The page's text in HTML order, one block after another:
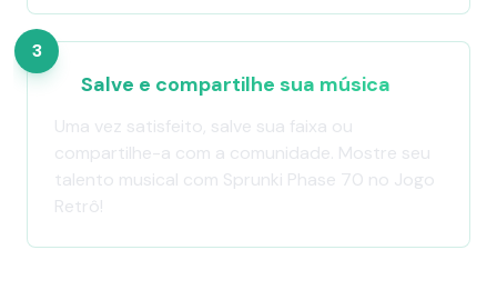
3
Salve e compartilhe sua música
Uma vez satisfeito, salve sua faixa ou
compartilhe-a com a comunidade. Mostre seu
talento musical com Sprunki Phase 70 no Jogo
Retrô!